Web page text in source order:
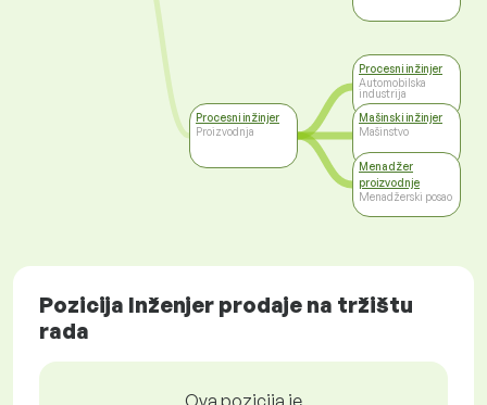
Procesni inžinjer
Proizvodnja
Procesni inžinjer
Automobilska
industrija
Mašinski inžinjer
Mašinstvo
Menadžer
proizvodnje
Menadžerski posao
Pozicija Inženjer prodaje na tržištu
rada